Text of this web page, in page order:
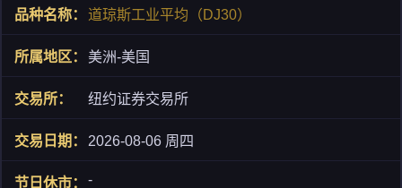
道琼斯工业平均（DJ30）
美洲-美国
纽约证券交易所
2026-08-06 周四
-